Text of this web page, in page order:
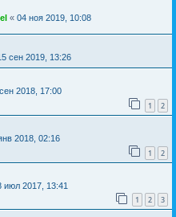
« 04 ноя 2019, 10:08
сен 2019, 13:26
2018, 17:00
1 2
2018, 02:16
1 2
июл 2017, 13:41
1 2 3